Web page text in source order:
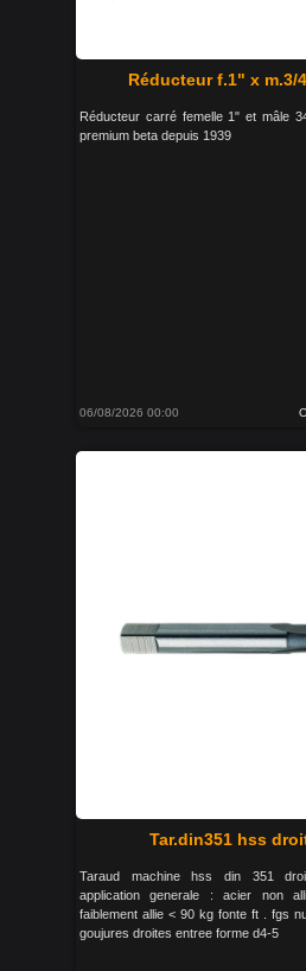
Réducteur f.1" x m.3/
Réducteur carré femelle 1" et mâle
premium beta depuis 1939
06/08/2026 00:00
Tar.din351 hss
Taraud machine hss din 351
application generale : acier non
faiblement allie < 90 kg fonte ft . fgs
goujures droites entree forme d4-5